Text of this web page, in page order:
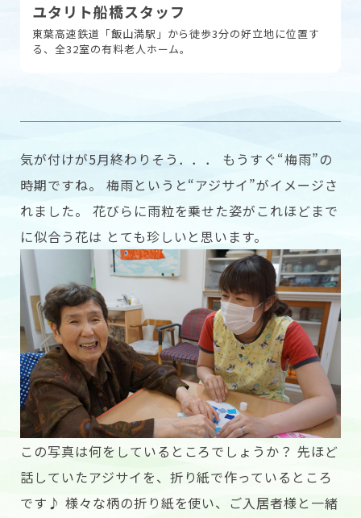
お問い合わせ
ユタリト船橋スタッフ
東葉高速鉄道「飯山満駅」から徒歩3分の好立地に位置す
る、全32室の有料老人ホーム。
気が付けが5月終わりそう．．． もうすぐ“梅雨”の
時期ですね。 梅雨というと“アジサイ”がイメージさ
れました。 花びらに雨粒を乗せた姿がこれほどまで
に似合う花は とても珍しいと思います。
この写真は何をしているところでしょうか？ 先ほど
話していたアジサイを、折り紙で作っているところ
です♪ 様々な柄の折り紙を使い、ご入居者様と一緒